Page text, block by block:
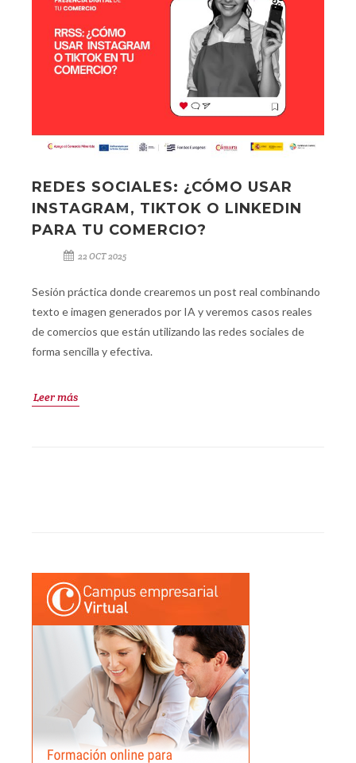
REDES SOCIALES: ¿CÓMO USAR
INSTAGRAM, TIKTOK O LINKEDIN
PARA TU COMERCIO?
22 OCT 2025
Sesión práctica donde crearemos un post real combinando
texto e imagen generados por IA y veremos casos reales
de comercios que están utilizando las redes sociales de
forma sencilla y efectiva.
Leer más